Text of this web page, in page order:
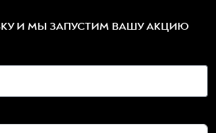
И МЫ ЗАПУСТИМ ВАШУ АКЦИЮ